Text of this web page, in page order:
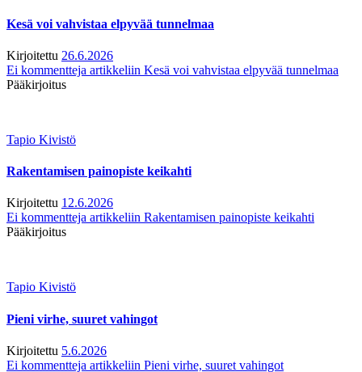
Kesä voi vahvistaa elpyvää tunnelmaa
Kirjoitettu 26.6.2026
Ei kommentteja artikkeliin Kesä voi vahvistaa elpyvää tunnelmaa
Pääkirjoitus
Tapio Kivistö
Rakentamisen painopiste keikahti
Kirjoitettu 12.6.2026
Ei kommentteja artikkeliin Rakentamisen painopiste keikahti
Pääkirjoitus
Tapio Kivistö
Pieni virhe, suuret vahingot
Kirjoitettu 5.6.2026
Ei kommentteja artikkeliin Pieni virhe, suuret vahingot